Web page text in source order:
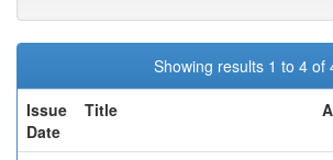
Showing results 1 to 4 of
Issue
Date
Title